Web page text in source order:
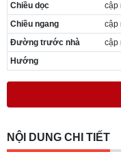
Chiều dọc
cập
Chiều ngang
cập
Đường trước nhà
cập
Hướng
NỘI DUNG CHI TIẾT